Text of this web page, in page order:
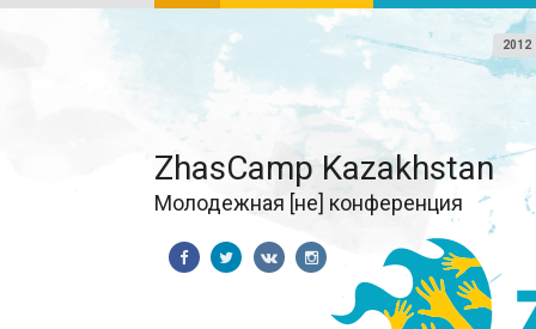
2012
ZhasCamp Kazakhstan
Молодежная [не] конференция